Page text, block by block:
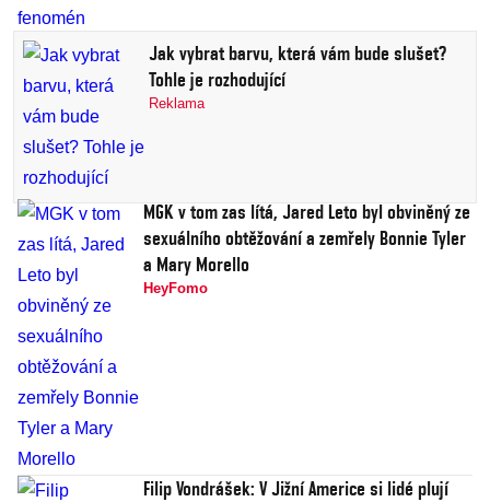
Jak vybrat barvu, která vám bude slušet?
Tohle je rozhodující
Reklama
MGK v tom zas lítá, Jared Leto byl obviněný ze
sexuálního obtěžování a zemřely Bonnie Tyler
a Mary Morello
HeyFomo
Filip Vondrášek: V Jižní Americe si lidé plují